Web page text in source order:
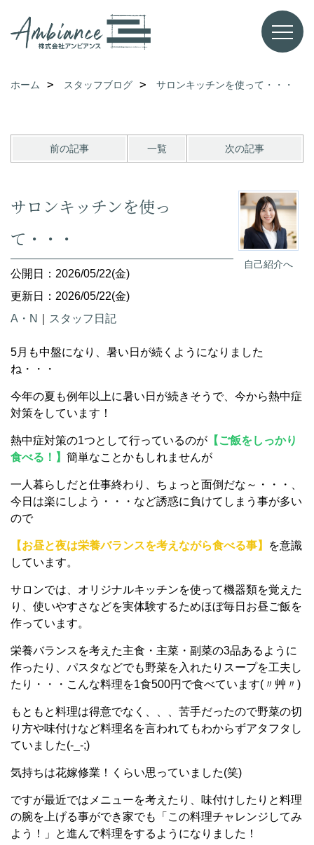
ホーム スタッフブログ サロンキッチンを使って・・・
前の記事 一覧 次の記事
自己紹介へ
サロンキッチンを使っ
て・・・
公開日：2026/05/22(金)
更新日：2026/05/22(金)
A・N
スタッフ日記
5月も中盤になり、暑い日が続くようになりました
ね・・・
今年の夏も例年以上に暑い日が続きそうで、今から熱中症
対策をしています！
熱中症対策の1つとして行っているのが 【ご飯をしっかり
食べる！】 簡単なことかもしれませんが
一人暮らしだと仕事終わり、ちょっと面倒だな～・・・、
今日は楽にしよう・・・など誘惑に負けてしまう事が多い
ので
【お昼と夜は栄養バランスを考えながら食べる事】
を意識
しています。
サロンでは、オリジナルキッチンを使って機器類を覚えた
り、使いやすさなどを実体験するためほぼ毎日お昼ご飯を
作っています。
栄養バランスを考えた主食・主菜・副菜の3品あるように
作ったり、パスタなどでも野菜を入れたりスープを工夫し
たり・・・こんな料理を1食500円で食べています(〃艸〃)
もともと料理は得意でなく、、、苦手だったので野菜の切
り方や味付けなど料理名を言われてもわからずアタフタし
ていました(-_-;)
気持ちは花嫁修業！くらい思っていました(笑)
ですが最近ではメニューを考えたり、味付けしたりと料理
の腕を上げる事ができ家でも「この料理チャレンジしてみ
よう！」と進んで料理をするようになりました！